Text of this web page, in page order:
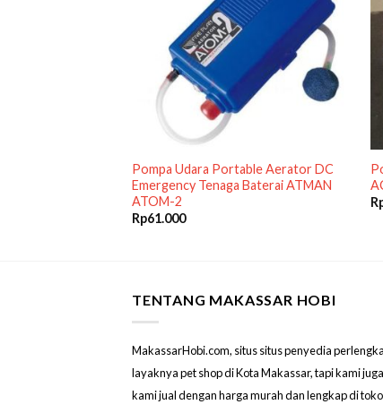
Pompa Udara Portable Aerator DC
Emergency Tenaga Baterai ATMAN
ATOM-2
Rp61.000
TENTANG MAKASSAR HOBI
MakassarHobi.com, situs situs penyedia
layaknya pet shop di Kota Makassar, tapi kami
kami jual dengan harga murah dan lengkap di